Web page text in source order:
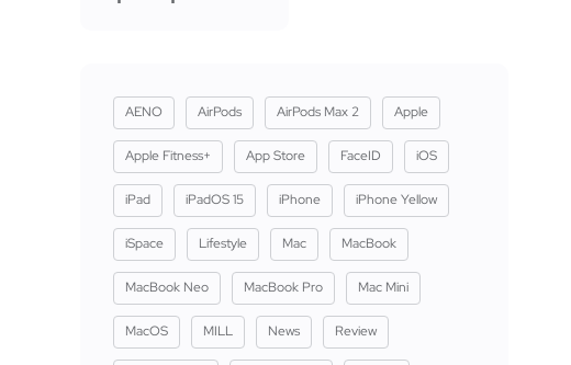
AENO AirPods AirPods Max 2 Apple
Apple Fitness+ App Store FaceID iOS
iPad iPadOS 15 iPhone iPhone Yellow
iSpace Lifestyle Mac MacBook
MacBook Neo MacBook Pro Mac Mini
MacOS MILL News Review